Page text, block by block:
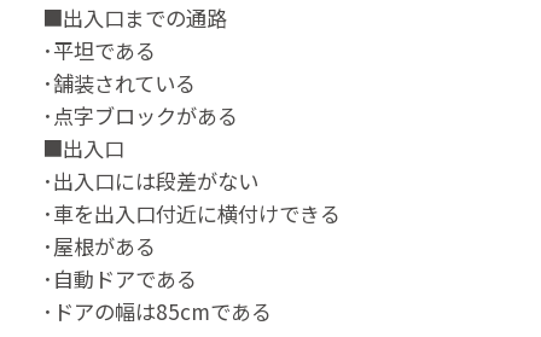
■出入口までの通路
･平坦である
･舗装されている
･点字ブロックがある
■出入口
･出入口には段差がない
･車を出入口付近に横付けできる
･屋根がある
･自動ドアである
･ドアの幅は85cmである